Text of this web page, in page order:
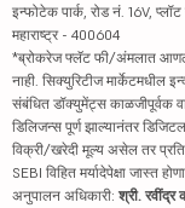
इन्फोटेक पार्क, रोड नं. 16V,
महाराष्ट्र - 400604
*ब्रोकरेज फ्लॅट फी/अंमलात
नाही. सिक्युरिटीज मार्केटमधील
संबंधित डॉक्युमेंट्स काळजीपूर्वक
डिलिजन्स पूर्ण झाल्यानंतर
विक्री/खरेदी मूल्य असेल तर
SEBI विहित मर्यादेपेक्षा जास्त
अनुपालन अधिकारी: श्री.